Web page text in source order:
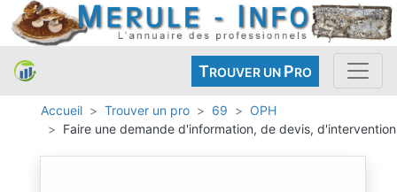
TROUVER UN PRO
Accueil Trouver un pro 69
OPH
Faire une demande d'information, de devis, d'intervention